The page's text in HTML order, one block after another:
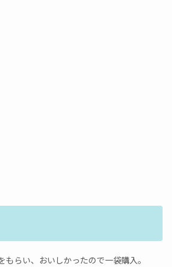
らい、おいしかったので一袋購入。